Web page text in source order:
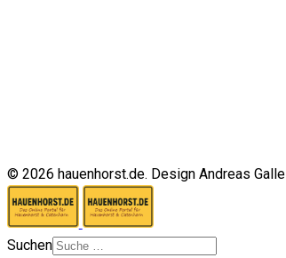
© 2026 hauenhorst.de. Design Andreas Galle
Suchen